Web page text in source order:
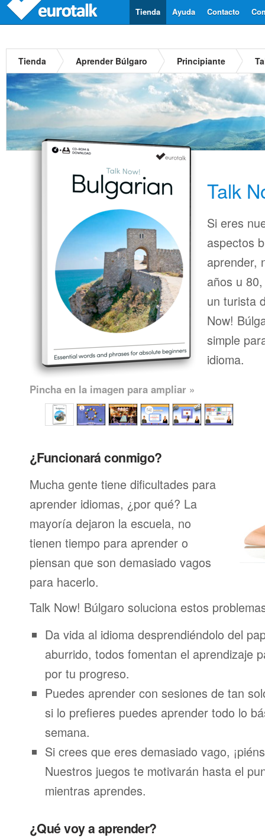
Contacto
Ayuda
Tienda
Tienda Aprender Búlgaro Principiante
Talk
Si eres
aspectos
aprender,
años u
un turista
Now!
simple
idioma.
Pincha en la imagen para ampliar »
¿Funcionará conmigo?
Mucha gente tiene dificultades para
aprender idiomas, ¿por qué? La
mayoría dejaron la escuela, no
tienen tiempo para aprender o
piensan que son demasiado vagos
para hacerlo.
Talk Now! Búlgaro soluciona estos
Da vida al idioma desprendiéndolo del
aburrido, todos fomentan el aprendizaje
por tu progreso.
Puedes aprender con sesiones de tan
si lo prefieres puedes aprender todo lo
semana.
Si crees que eres demasiado vago,
Nuestros juegos te motivarán hasta el
mientras aprendes.
¿Qué voy a aprender?